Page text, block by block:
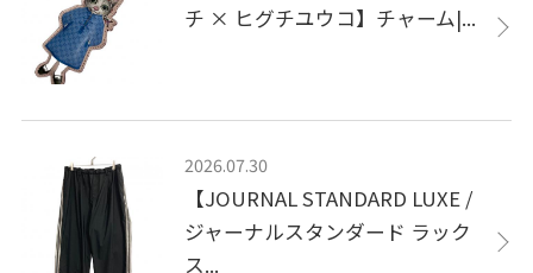
チ × ヒグチユウコ】チャーム|...
2026.07.30
【JOURNAL STANDARD LUXE /
ジャーナルスタンダード ラック
ス...